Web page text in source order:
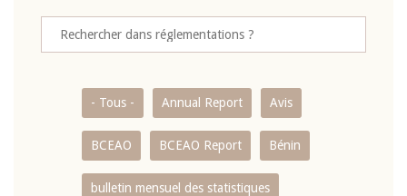
- Tous - Annual Report Avis
BCEAO BCEAO Report Bénin
bulletin mensuel des statistiques